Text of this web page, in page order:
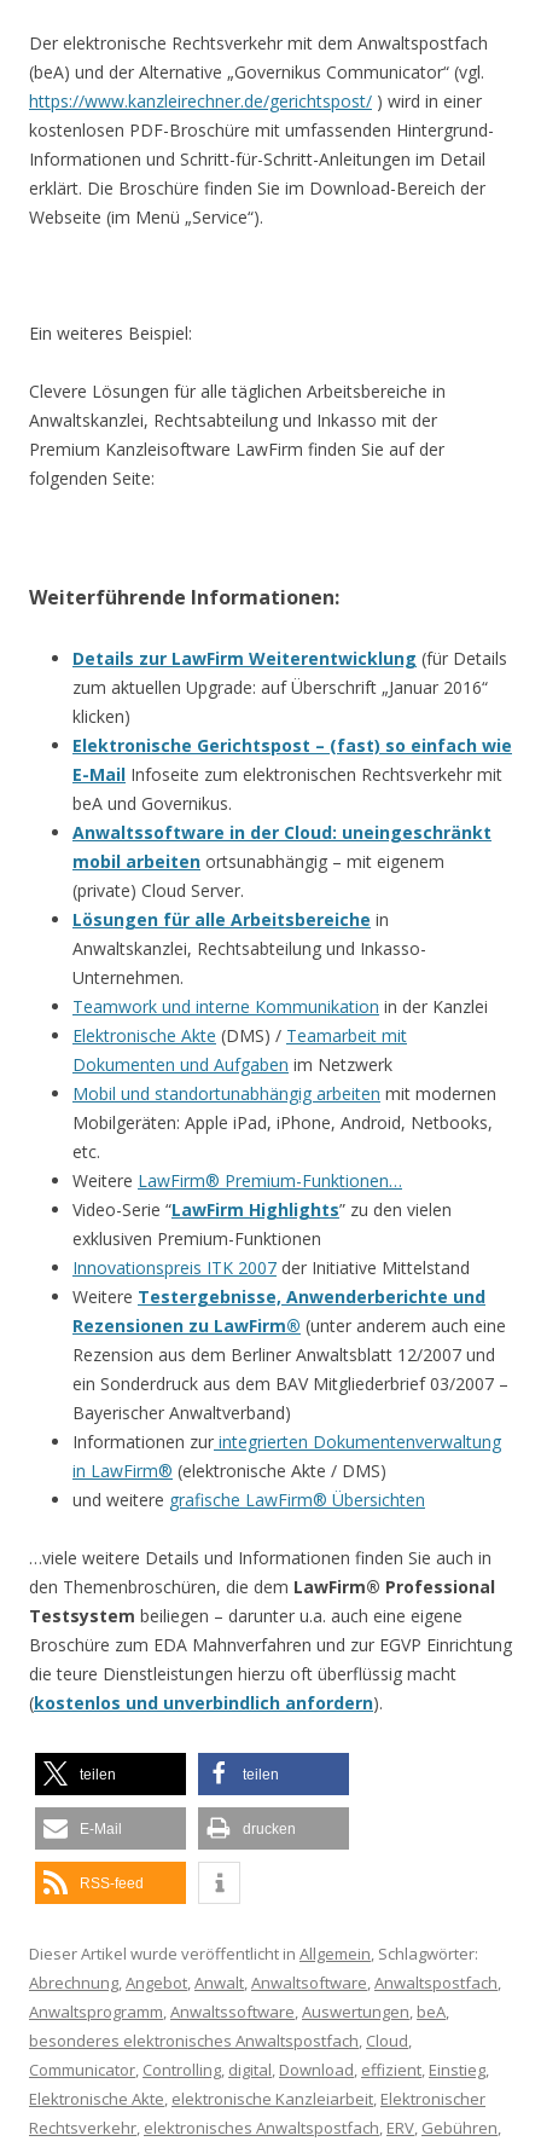
Der elektronische Rechtsverkehr mit dem Anwaltspostfach
(beA) und der Alternative „Governikus Communicator“ (vgl.
https://www.kanzleirechner.de/gerichtspost/ ) wird in einer
kostenlosen PDF-Broschüre mit umfassenden Hintergrund-
Informationen und Schritt-für-Schritt-Anleitungen im Detail
erklärt. Die Broschüre finden Sie im Download-Bereich der
Webseite (im Menü „Service“).
Ein weiteres Beispiel:
Clevere Lösungen für alle täglichen Arbeitsbereiche in
Anwaltskanzlei, Rechtsabteilung und Inkasso mit der
Premium Kanzleisoftware LawFirm finden Sie auf der
folgenden Seite:
Weiterführende Informationen:
Details zur LawFirm Weiterentwicklung (für Details
zum aktuellen Upgrade: auf Überschrift „Januar 2016“
klicken)
Elektronische Gerichtspost – (fast) so einfach wie
E-Mail Infoseite zum elektronischen Rechtsverkehr mit
beA und Governikus.
Anwaltssoftware in der Cloud: uneingeschränkt
mobil arbeiten ortsunabhängig – mit eigenem
(private) Cloud Server.
Lösungen für alle Arbeitsbereiche in
Anwaltskanzlei, Rechtsabteilung und Inkasso-
Unternehmen.
Teamwork und interne Kommunikation in der Kanzlei
Elektronische Akte (DMS) / Teamarbeit mit
Dokumenten und Aufgaben im Netzwerk
Mobil und standortunabhängig arbeiten mit modernen
Mobilgeräten: Apple iPad, iPhone, Android, Netbooks,
etc.
Weitere LawFirm® Premium-Funktionen…
Video-Serie “LawFirm Highlights” zu den vielen
exklusiven Premium-Funktionen
Innovationspreis ITK 2007 der Initiative Mittelstand
Weitere Testergebnisse, Anwenderberichte und
Rezensionen zu LawFirm® (unter anderem auch eine
Rezension aus dem Berliner Anwaltsblatt 12/2007 und
ein Sonderdruck aus dem BAV Mitgliederbrief 03/2007 –
Bayerischer Anwaltverband)
Informationen zur integrierten Dokumentenverwaltung
in LawFirm® (elektronische Akte / DMS)
und weitere grafische LawFirm® Übersichten
…viele weitere Details und Informationen finden Sie auch in
den Themenbroschüren, die dem LawFirm® Professional
Testsystem beiliegen – darunter u.a. auch eine eigene
Broschüre zum EDA Mahnverfahren und zur EGVP Einrichtung
die teure Dienstleistungen hierzu oft überflüssig macht
(kostenlos und unverbindlich anfordern).
teilen teilen
E-Mail drucken
RSS-feed
Dieser Artikel wurde veröffentlicht in Allgemein, Schlagwörter:
Abrechnung,Angebot,Anwalt,Anwaltsoftware,Anwaltspostfach,
Anwaltsprogramm,Anwaltssoftware,Auswertungen, beA,
besonderes elektronisches Anwaltspostfach, Cloud,
Communicator, Controlling, digital, Download, effizient, Einstieg,
Elektronische Akte, elektronische Kanzleiarbeit, Elektronischer
Rechtsverkehr, elektronisches Anwaltspostfach, ERV, Gebühren,